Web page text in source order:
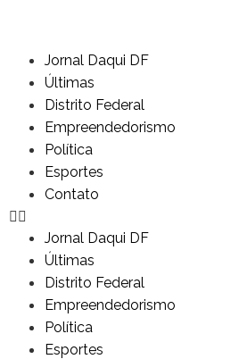
Jornal Daqui DF
Últimas
Distrito Federal
Empreendedorismo
Política
Esportes
Contato
Jornal Daqui DF
Últimas
Distrito Federal
Empreendedorismo
Política
Esportes